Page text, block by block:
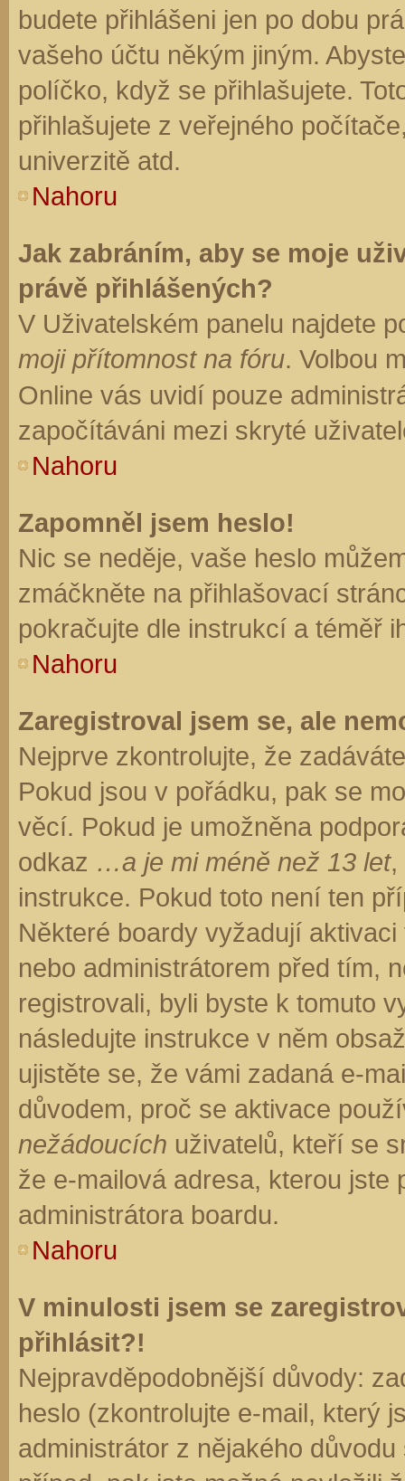
budete přihlášeni jen po dobu
vašeho účtu někým jiným.
políčko, když se přihlašujete.
přihlašujete z veřejného
univerzitě atd.
Nahoru
Jak zabráním, aby se moje
právě přihlášených?
V Uživatelském panelu najdete
moji přítomnost na fóru. Volbou
Online vás uvidí pouze
započítáváni mezi skryté
Nahoru
Zapomněl jsem heslo!
Nic se neděje, vaše heslo
zmáčkněte na přihlašovací
pokračujte dle instrukcí a téměř
Nahoru
Zaregistroval jsem se, ale
Nejprve zkontrolujte, že
Pokud jsou v pořádku, pak se
věcí. Pokud je umožněna
odkaz …a je mi méně než 13 let,
instrukce. Pokud toto není ten
Některé boardy vyžadují
nebo administrátorem před tím,
registrovali, byli byste k tomuto
následujte instrukce v něm
ujistěte se, že vámi zadaná e-
důvodem, proč se aktivace
nežádoucích uživatelů, kteří se
že e-mailová adresa, kterou jste
administrátora boardu.
Nahoru
V minulosti jsem se
přihlásit?!
Nejpravděpodobnější důvody:
heslo (zkontrolujte e-mail, který
administrátor z nějakého